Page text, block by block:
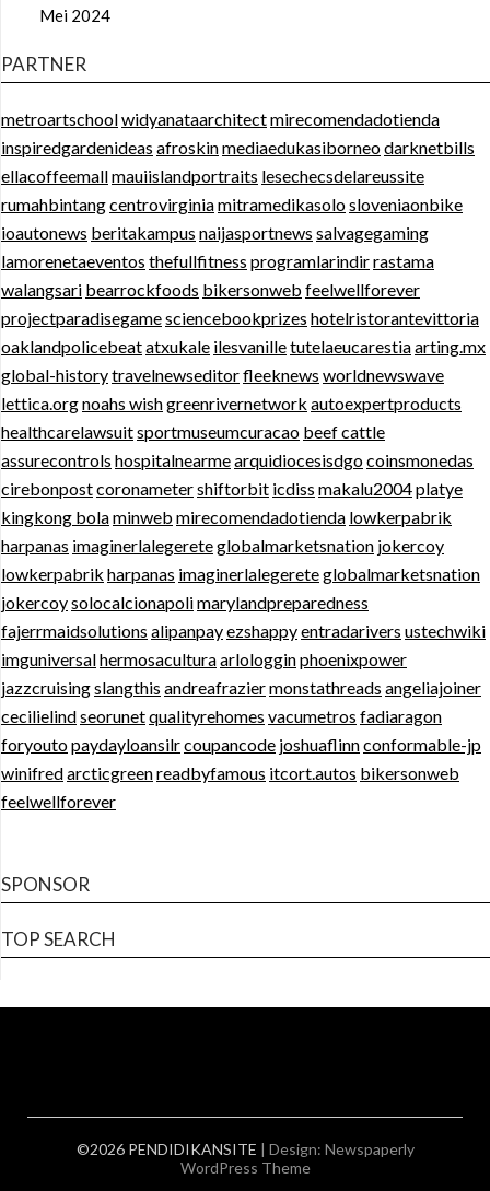
Mei 2024
PARTNER
metroartschoolwidyanataarchitectmirecomendadotienda
inspiredgardenideas afroskinmediaedukasiborneodarknetbills
ellacoffeemallmauiislandportraits lesechecsdelareussite
rumahbintangcentrovirginiamitramedikasolosloveniaonbike
ioautonews beritakampus naijasportnews salvagegaming
lamorenetaeventos thefullfitness programlarindirrastama
walangsari bearrockfoods bikersonweb feelwellforever
projectparadisegamesciencebookprizes hotelristorantevittoria
oaklandpolicebeatatxukale ilesvanilletutelaeucarestiaarting.mx
global-historytravelnewseditorfleeknews worldnewswave
lettica.orgnoahs wishgreenrivernetwork autoexpertproducts
healthcarelawsuitsportmuseumcuracao beef cattle
assurecontrols hospitalnearmearquidiocesisdgocoinsmonedas
cirebonpostcoronametershiftorbit icdiss makalu2004platye
kingkong bolaminweb mirecomendadotienda lowkerpabrik
harpanas imaginerlalegereteglobalmarketsnation jokercoy
lowkerpabrik harpanas imaginerlalegereteglobalmarketsnation
jokercoysolocalcionapolimarylandpreparedness
fajerrmaidsolutions alipanpayezshappyentradarivers ustechwiki
imguniversalhermosaculturaarlologginphoenixpower
jazzcruisingslangthis andreafraziermonstathreads angeliajoiner
cecilielindseorunetqualityrehomes vacumetros fadiaragon
foryoutopaydayloansilrcoupancode joshuaflinnconformable-jp
winifredarcticgreenreadbyfamous itcort.autos bikersonweb
feelwellforever
SPONSOR
TOP SEARCH
©2026 PENDIDIKANSITE | Design: Newspaperly
WordPress Theme